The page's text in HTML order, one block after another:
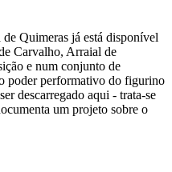
Quimeras já está disponível
Carvalho, Arraial de
e num conjunto de
poder performativo do figurino
descarregado aqui - trata-se
um projeto sobre o